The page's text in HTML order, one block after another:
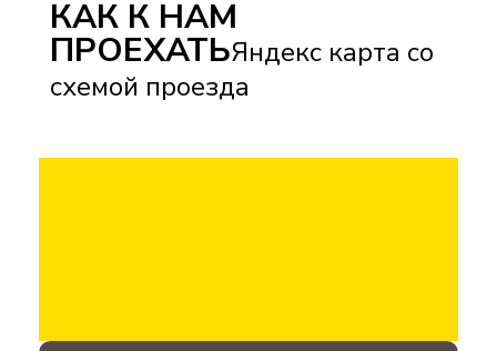
КАК К НАМ
ПРОЕХАТЬЯндекс карта со
схемой проезда